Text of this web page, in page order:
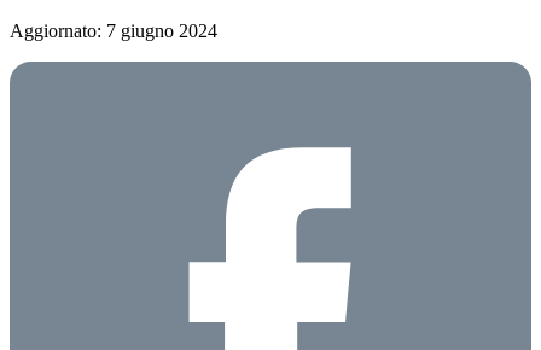
Aggiornato: 7 giugno 2024